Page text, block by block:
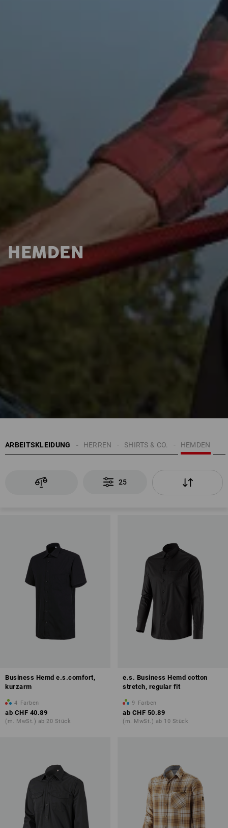
HEMDEN
ARBEITSKLEIDUNG HEMDEN
SHIRTS & CO.
HERREN
25
Business Hemd e.s.comfort,
kurzarm
4 Farben
ab CHF 40.89
(m. MwSt.) ab 20 Stück
e.s. Business Hemd cotton
stretch, regular fit
9 Farben
ab CHF 50.89
(m. MwSt.) ab 10 Stück